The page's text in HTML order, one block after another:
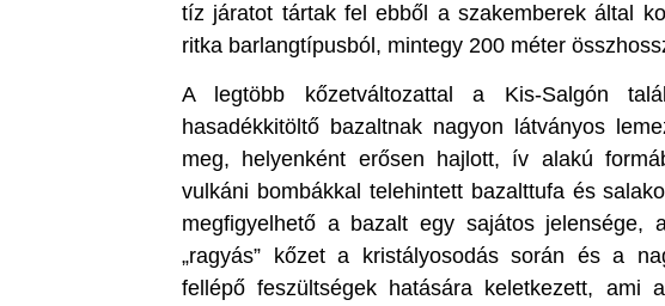
tíz járatot tártak fel ebből a szakemberek által
ritka barlangtípusból, mintegy 200 méter
A legtöbb kőzetváltozattal a Kis-Salgón
hasadékkitöltő bazaltnak nagyon látványos
meg, helyenként erősen hajlott, ív alakú
vulkáni bombákkal telehintett bazalttufa és
megfigyelhető a bazalt egy sajátos jelensége,
„ragyás” kőzet a kristályosodás során és a
fellépő feszültségek hatására keletkezett, ami